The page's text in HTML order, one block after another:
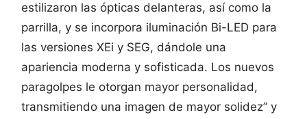
estilizaron las ópticas delanteras, así como la
parrilla, y se incorpora iluminación Bi-LED para
las versiones XEi y SEG, dándole una
apariencia moderna y sofisticada. Los nuevos
paragolpes le otorgan mayor personalidad,
transmitiendo una imagen de mayor solidez” y